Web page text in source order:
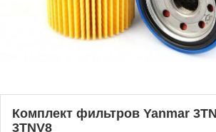
Комплект фильтров Yanmar
3TNV8